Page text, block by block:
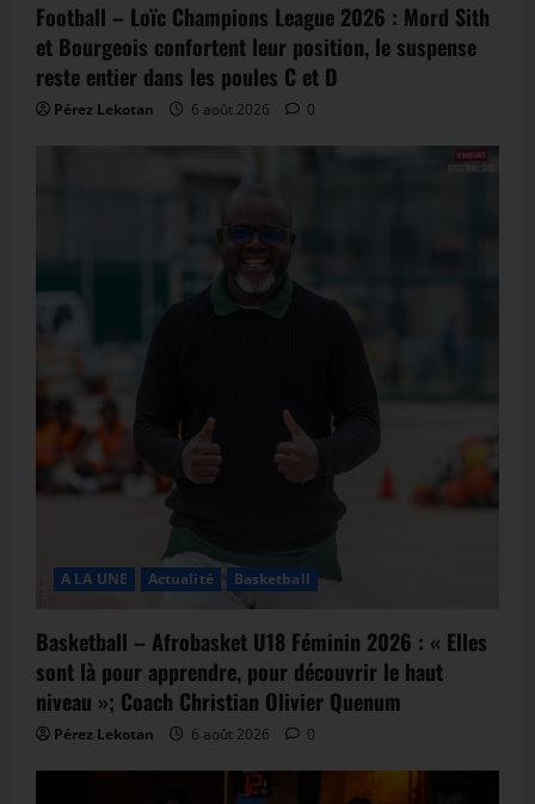
Football – Loïc Champions League 2026 : Mord Sith
et Bourgeois confortent leur position, le suspense
reste entier dans les poules C et D
Pérez Lekotan 6 août 2026 0
A LA UNE Actualité Basketball
Basketball – Afrobasket U18 Féminin 2026 : « Elles
sont là pour apprendre, pour découvrir le haut
niveau »; Coach Christian Olivier Quenum
Pérez Lekotan 6 août 2026 0